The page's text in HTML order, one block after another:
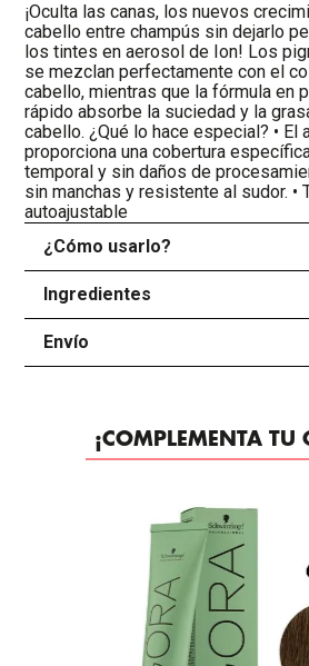
¡Oculta las canas, los nuevos
cabello entre champús sin dejarlo
los tintes en aerosol de Ion! Los
se mezclan perfectamente con el
cabello, mientras que la fórmula en
rápido absorbe la suciedad y la
cabello. ¿Qué lo hace especial? • El
proporciona una cobertura
temporal y sin daños de
sin manchas y resistente al sudor. •
autoajustable
¿Cómo usarlo?
Ingredientes
Envío
¡COMPLEMENTA TU